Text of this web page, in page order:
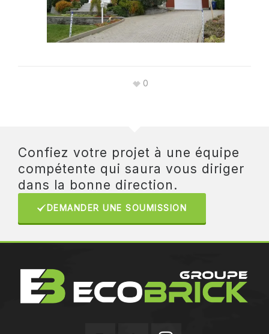
0
Confiez votre projet à une équipe
compétente qui saura vous diriger
dans la bonne direction.
DEMANDER UNE SOUMISSION